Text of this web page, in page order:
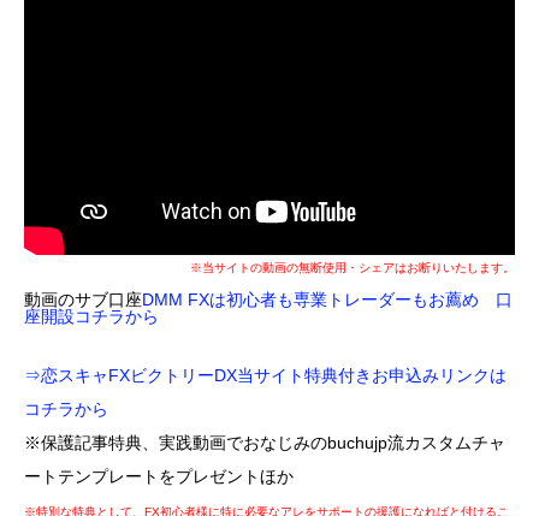
※当サイトの動画の無断使用・シェアはお断りいたします。
動画のサブ口座DMM FXは初心者も専業トレーダーもお薦め 口
座開設コチラから
⇒恋スキャFXビクトリーDX当サイト特典付きお申込みリンクは
コチラから
※保護記事特典、実践動画でおなじみのbuchujp流カスタムチャ
ートテンプレートをプレゼントほか
※特別な特典として、FX初心者様に特に必要なアレをサポートの援護になればと付けるこ